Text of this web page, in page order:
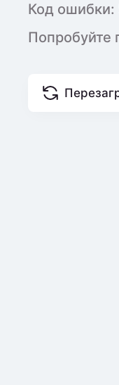
Код ошибки:
Попробуйте